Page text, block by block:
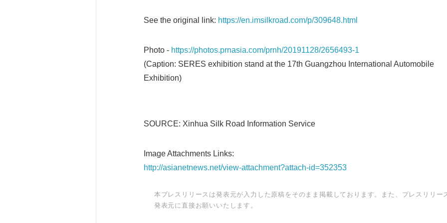
See the original link: https://en.imsilkroad.com/p/309648.html
Photo - https://photos.prnasia.com/prnh/20191128/2656493-1
(Caption: SERES exhibition stand at the 17th Guangzhou International Automobile
Exhibition)
SOURCE: Xinhua Silk Road Information Service
Image Attachments Links:
http://asianetnews.net/view-attachment?attach-id=352353
本プレスリリースは発表元が入力した原稿をそのまま掲載しております。また、プレスリリー
発表元に直接お願いいたします。